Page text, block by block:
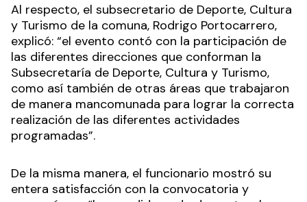
Al respecto, el subsecretario de Deporte, Cultura
y Turismo de la comuna, Rodrigo Portocarrero,
explicó: “el evento contó con la participación de
las diferentes direcciones que conforman la
Subsecretaría de Deporte, Cultura y Turismo,
como así también de otras áreas que trabajaron
de manera mancomunada para lograr la correcta
realización de las diferentes actividades
programadas”.
De la misma manera, el funcionario mostró su
entera satisfacción con la convocatoria y